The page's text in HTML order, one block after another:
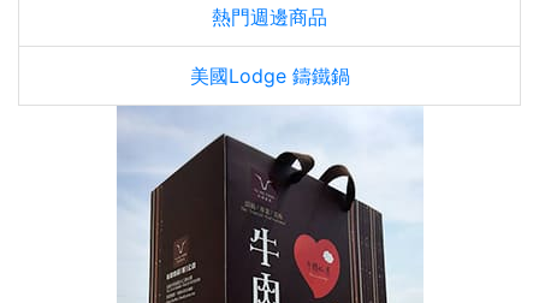
熱門週邊商品
美國Lodge 鑄鐵鍋